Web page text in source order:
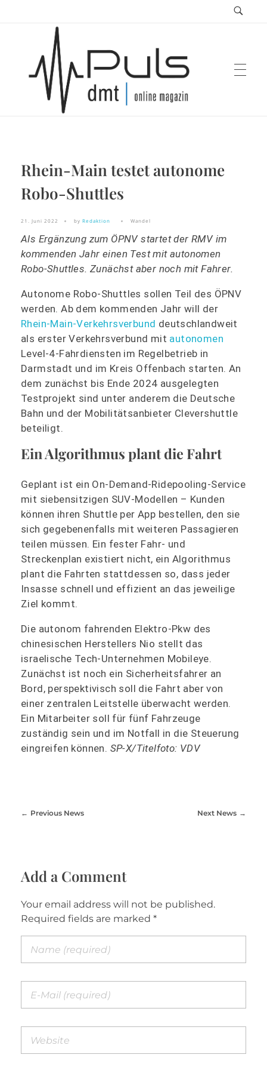
Puls Magazin
Zukunft der Mobilität
Rhein-Main testet autonome
Robo-Shuttles
21. Juni 2022 by Redaktion Wandel
Als Ergänzung zum ÖPNV startet der RMV im
kommenden Jahr einen Test mit autonomen
Robo-Shuttles. Zunächst aber noch mit Fahrer.
Autonome Robo-Shuttles sollen Teil des ÖPNV
werden. Ab dem kommenden Jahr will der
Rhein-Main-Verkehrsverbund deutschlandweit
als erster Verkehrsverbund mit autonomen
Level-4-Fahrdiensten im Regelbetrieb in
Darmstadt und im Kreis Offenbach starten. An
dem zunächst bis Ende 2024 ausgelegten
Testprojekt sind unter anderem die Deutsche
Bahn und der Mobilitätsanbieter Clevershuttle
beteiligt.
Ein Algorithmus plant die Fahrt
Geplant ist ein On-Demand-Ridepooling-Service
mit siebensitzigen SUV-Modellen – Kunden
können ihren Shuttle per App bestellen, den sie
sich gegebenenfalls mit weiteren Passagieren
teilen müssen. Ein fester Fahr- und
Streckenplan existiert nicht, ein Algorithmus
plant die Fahrten stattdessen so, dass jeder
Insasse schnell und effizient an das jeweilige
Ziel kommt.
Die autonom fahrenden Elektro-Pkw des
chinesischen Herstellers Nio stellt das
israelische Tech-Unternehmen Mobileye.
Zunächst ist noch ein Sicherheitsfahrer an
Bord, perspektivisch soll die Fahrt aber von
einer zentralen Leitstelle überwacht werden.
Ein Mitarbeiter soll für fünf Fahrzeuge
zuständig sein und im Notfall in die Steuerung
eingreifen können. SP-X/Titelfoto: VDV
Previous News Next News
Add a Comment
Your email address will not be published.
Required fields are marked *